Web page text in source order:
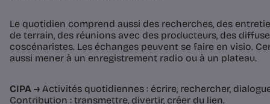
Le quotidien comprend aussi des recherches, des
de terrain, des réunions avec des producteurs, des
coscénaristes. Les échanges peuvent se faire en visio.
aussi mener à un enregistrement radio ou à un plateau.
CIPA → Activités quotidiennes : écrire, rechercher,
Contribution : transmettre, divertir, créer du lien.